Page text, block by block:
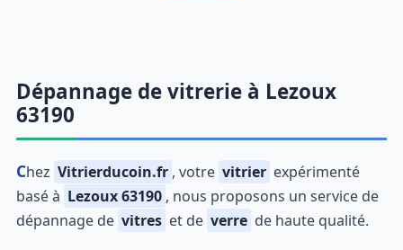
Dépannage de vitrerie à Lezoux
63190
Chez Vitrierducoin.fr , votre vitrier expérimenté
basé à Lezoux 63190 , nous proposons un service de
dépannage de vitres et de verre de haute qualité.